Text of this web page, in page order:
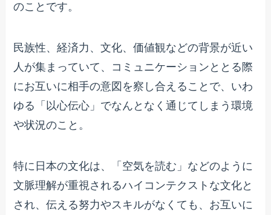
のことです。
民族性、経済力、文化、価値観などの背景が近い
人が集まっていて、コミュニケーションととる際
にお互いに相手の意図を察し合えることで、いわ
ゆる「以心伝心」でなんとなく通じてしまう環境
や状況のこと。
特に日本の文化は、「空気を読む」などのように
文脈理解が重視されるハイコンテクストな文化と
され、伝える努力やスキルがなくても、お互いに